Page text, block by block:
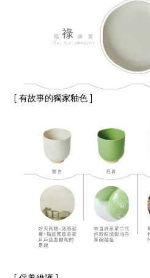
[ 有故事的獨家釉色 ]